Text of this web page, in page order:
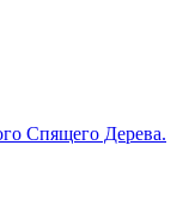
Спящего Дерева.